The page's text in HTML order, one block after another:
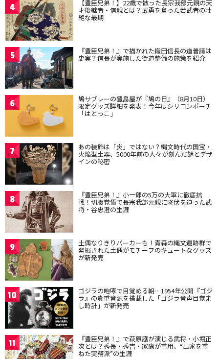
4 【豊臣兄弟！】22歳で散った長宗我部元親の天
才後継者・信親とは？武勇を奮った若武者の壮
絶な最期
5 『豊臣兄弟！』で描かれた織田信長の道普請は
史実？信長が実施した街道整備の施策を紹介
6 鳩サブレーの豊島屋が『鳩の日』（8月10日）
限定グッズ詳細を発表！今年はシリコンポーチ
「はとっこ」
7 あの装飾は「炎」ではない？縄文時代の国宝・
火焔型土器、5000年前の人々が刻んだ謎とデザ
インの秘密
8 『豊臣兄弟！』小一郎の5万の大軍に徹底抗
戦！切腹覚悟で長宗我部元親に降伏を迫った武
将・谷忠澄の生涯
9 土偶なりきりパーカーも！青森の縄文遺跡群で
発掘された土偶がモチーフのキュートなグッズ
が新発売
10 ゴジラの咆哮で目覚める朝…1954年公開『ゴジ
ラ』の貴重音源を搭載した「ゴジラ音声目覚ま
し時計」が新発売
11 『豊臣兄弟！』で萩原護が演じる武将・小堀正
次とは？秀長・秀吉・家康が重用、“出家を重
ねた実務派”の生涯